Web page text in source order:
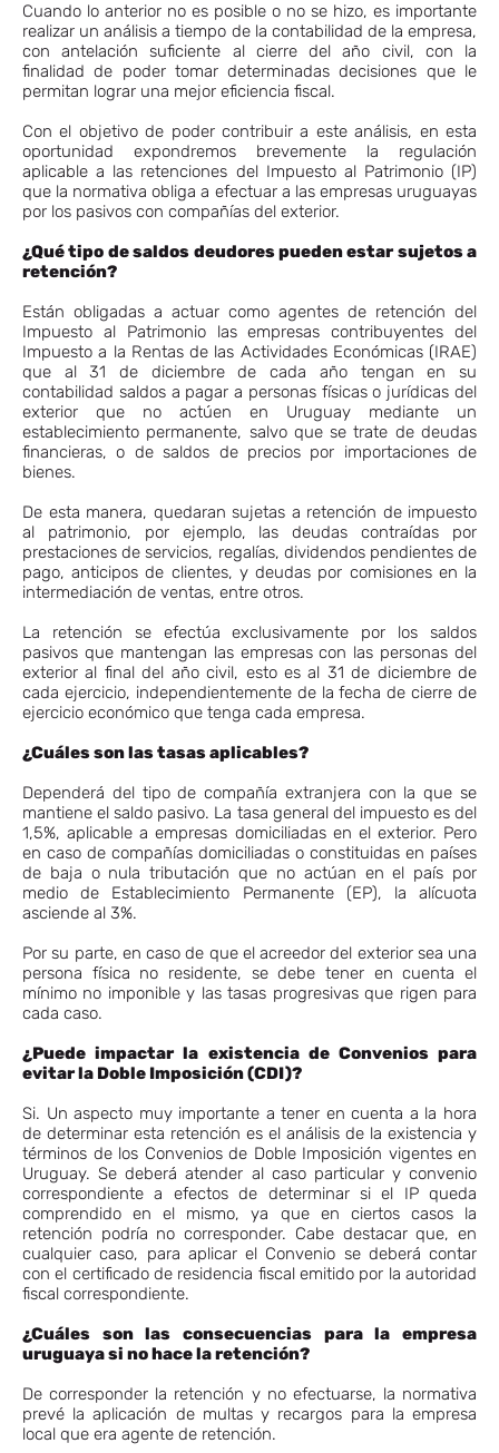
Cuando lo anterior no es posible o no se hizo, es importante
realizar un análisis a tiempo de la contabilidad de la empresa,
con antelación suficiente al cierre del año civil, con la
finalidad de poder tomar determinadas decisiones que le
permitan lograr una mejor eficiencia fiscal.
Con el objetivo de poder contribuir a este análisis, en esta
oportunidad expondremos brevemente la regulación
aplicable a las retenciones del Impuesto al Patrimonio (IP)
que la normativa obliga a efectuar a las empresas uruguayas
por los pasivos con compañías del exterior.
¿Qué tipo de saldos deudores pueden estar sujetos a
retención?
Están obligadas a actuar como agentes de retención del
Impuesto al Patrimonio las empresas contribuyentes del
Impuesto a la Rentas de las Actividades Económicas (IRAE)
que al 31 de diciembre de cada año tengan en su
contabilidad saldos a pagar a personas físicas o jurídicas del
exterior que no actúen en Uruguay mediante un
establecimiento permanente, salvo que se trate de deudas
financieras, o de saldos de precios por importaciones de
bienes.
De esta manera, quedaran sujetas a retención de impuesto
al patrimonio, por ejemplo, las deudas contraídas por
prestaciones de servicios, regalías, dividendos pendientes de
pago, anticipos de clientes, y deudas por comisiones en la
intermediación de ventas, entre otros.
La retención se efectúa exclusivamente por los saldos
pasivos que mantengan las empresas con las personas del
exterior al final del año civil, esto es al 31 de diciembre de
cada ejercicio, independientemente de la fecha de cierre de
ejercicio económico que tenga cada empresa.
¿Cuáles son las tasas aplicables?
Dependerá del tipo de compañía extranjera con la que se
mantiene el saldo pasivo. La tasa general del impuesto es del
1,5%, aplicable a empresas domiciliadas en el exterior. Pero
en caso de compañías domiciliadas o constituidas en países
de baja o nula tributación que no actúan en el país por
medio de Establecimiento Permanente (EP), la alícuota
asciende al 3%.
Por su parte, en caso de que el acreedor del exterior sea una
persona física no residente, se debe tener en cuenta el
mínimo no imponible y las tasas progresivas que rigen para
cada caso.
¿Puede impactar la existencia de Convenios para
evitar la Doble Imposición (CDI)?
Si. Un aspecto muy importante a tener en cuenta a la hora
de determinar esta retención es el análisis de la existencia y
términos de los Convenios de Doble Imposición vigentes en
Uruguay. Se deberá atender al caso particular y convenio
correspondiente a efectos de determinar si el IP queda
comprendido en el mismo, ya que en ciertos casos la
retención podría no corresponder. Cabe destacar que, en
cualquier caso, para aplicar el Convenio se deberá contar
con el certificado de residencia fiscal emitido por la autoridad
fiscal correspondiente.
¿Cuáles son las consecuencias para la empresa
uruguaya si no hace la retención?
De corresponder la retención y no efectuarse, la normativa
prevé la aplicación de multas y recargos para la empresa
local que era agente de retención.